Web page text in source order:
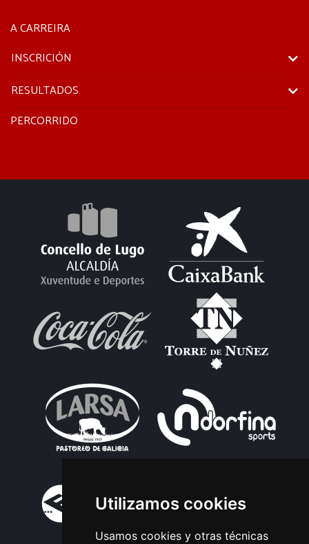
Utilizamos cookies
Usamos cookies y otras técnicas
A CARREIRA
INSCRICIÓN
RESULTADOS
PERCORRIDO